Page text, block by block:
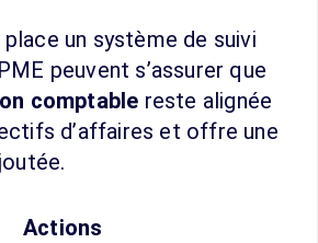
un système de suivi
peuvent s’assurer que
comptable reste alignée
d’affaires et offre une
Actions